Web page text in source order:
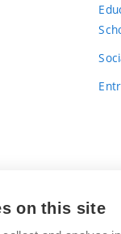
on this site